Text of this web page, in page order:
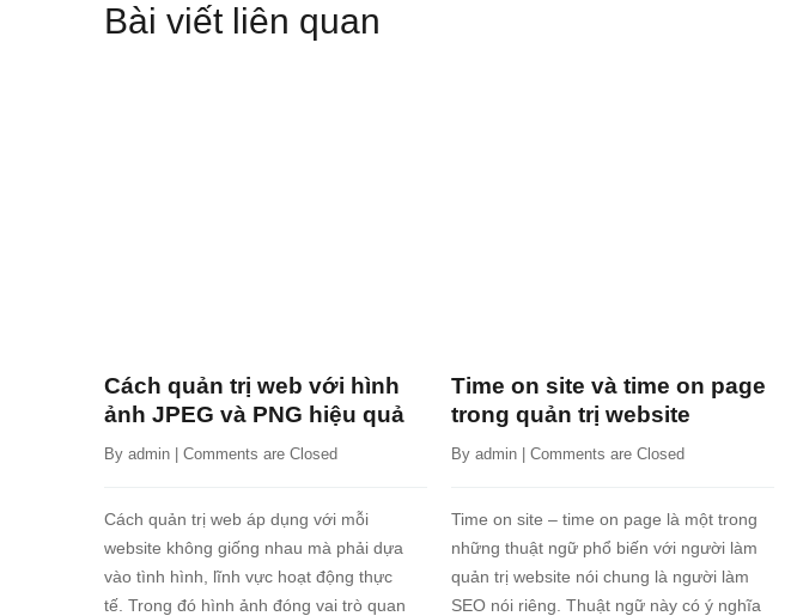
Bài viết liên quan
Cách quản trị web với hình
ảnh JPEG và PNG hiệu quả
By admin | Comments are Closed
Cách quản trị web áp dụng với mỗi
website không giống nhau mà phải dựa
vào tình hình, lĩnh vực hoạt động thực
tế. Trong đó hình ảnh đóng vai trò quan
Time on site và time on page
trong quản trị website
By admin | Comments are Closed
Time on site – time on page là một trong
những thuật ngữ phổ biến với người làm
quản trị website nói chung là người làm
SEO nói riêng. Thuật ngữ này có ý nghĩa